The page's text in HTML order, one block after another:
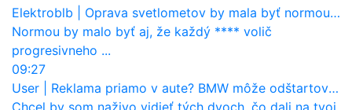
Elektroblb
Oprava svetlometov by mala byť normou. Jeden nový dnes stojí priemerne 1251 eur!
Normou by malo byť aj, že každý **** volič
progresivneho ...
09:27
User
Reklama priamo v aute? BMW môže odštartovať nový trend
Chcel by som naživo vidieť tých dvoch, čo dali na tvoj